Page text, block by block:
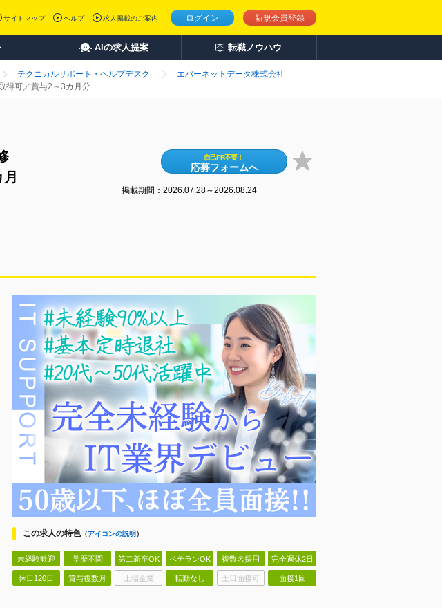
ログイン 新規会員登録
サイトマップ ヘルプ 求人掲載のご案内
AIの求人提案 転職ノウハウ
テクニカルサポート・ヘルプデスク
エバーネットデータ株式会社
得可／賞与2～3カ月分
自己PR不要！
応募フォームへ
掲載期間：2026.07.28～2026.08.24
この求人の特色（アイコンの説明）
未経験歓迎 学歴不問 第二新卒OK ベテランOK 複数名採用 完全週休2日
休日120日 賞与複数月 上場企業 転勤なし 土日面接可 面接1回